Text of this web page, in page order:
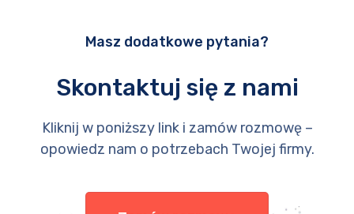
Masz dodatkowe pytania?
Skontaktuj się z nami
Kliknij w poniższy link i zamów rozmowę –
opowiedz nam o potrzebach Twojej firmy.